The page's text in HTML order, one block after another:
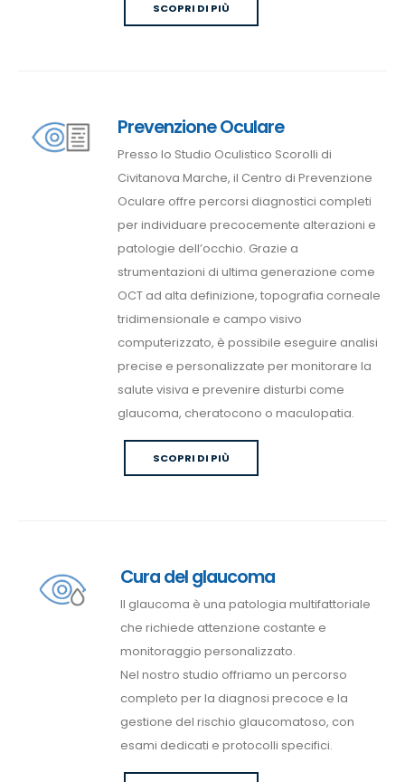
SCOPRI DI PIÙ
Prevenzione Oculare
Presso lo Studio Oculistico Scorolli di
Civitanova Marche, il Centro di Prevenzione
Oculare offre percorsi diagnostici completi
per individuare precocemente alterazioni e
patologie dell’occhio. Grazie a
strumentazioni di ultima generazione come
OCT ad alta definizione, topografia corneale
tridimensionale e campo visivo
computerizzato, è possibile eseguire analisi
precise e personalizzate per monitorare la
salute visiva e prevenire disturbi come
glaucoma, cheratocono o maculopatia.
SCOPRI DI PIÙ
Cura del glaucoma
Il glaucoma è una patologia multifattoriale
che richiede attenzione costante e
monitoraggio personalizzato.
Nel nostro studio offriamo un percorso
completo per la diagnosi precoce e la
gestione del rischio glaucomatoso, con
esami dedicati e protocolli specifici.